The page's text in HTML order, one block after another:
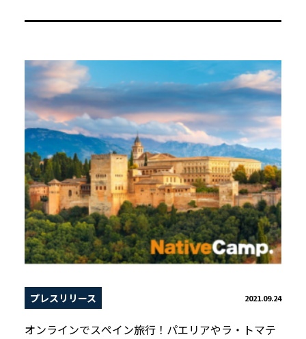
プレスリリース 2021.09.24
オンラインでスペイン旅行！パエリアやラ・トマテ